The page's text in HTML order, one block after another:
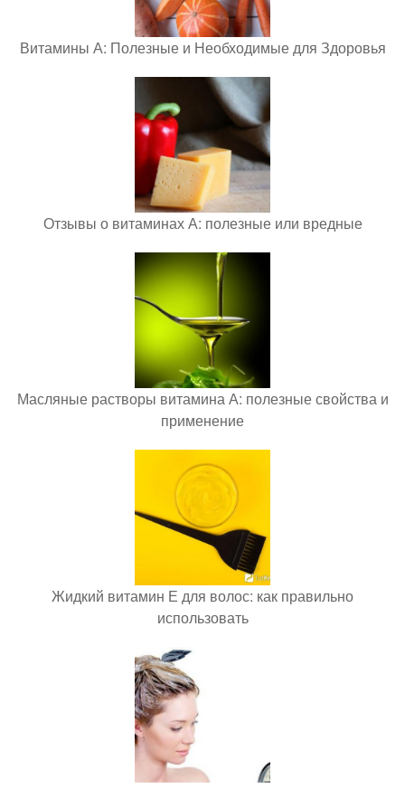
Витамины А: Полезные и Необходимые для Здоровья
Отзывы о витаминах А: полезные или вредные
Масляные растворы витамина А: полезные свойства и
применение
Жидкий витамин Е для волос: как правильно
использовать